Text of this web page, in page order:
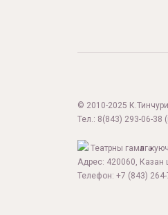
© 2010-2025
Тел.: 8(843) 293-06-38
Театрны гамәлгә
Адрес: 420060, Казан
Телефон: +7 (843)